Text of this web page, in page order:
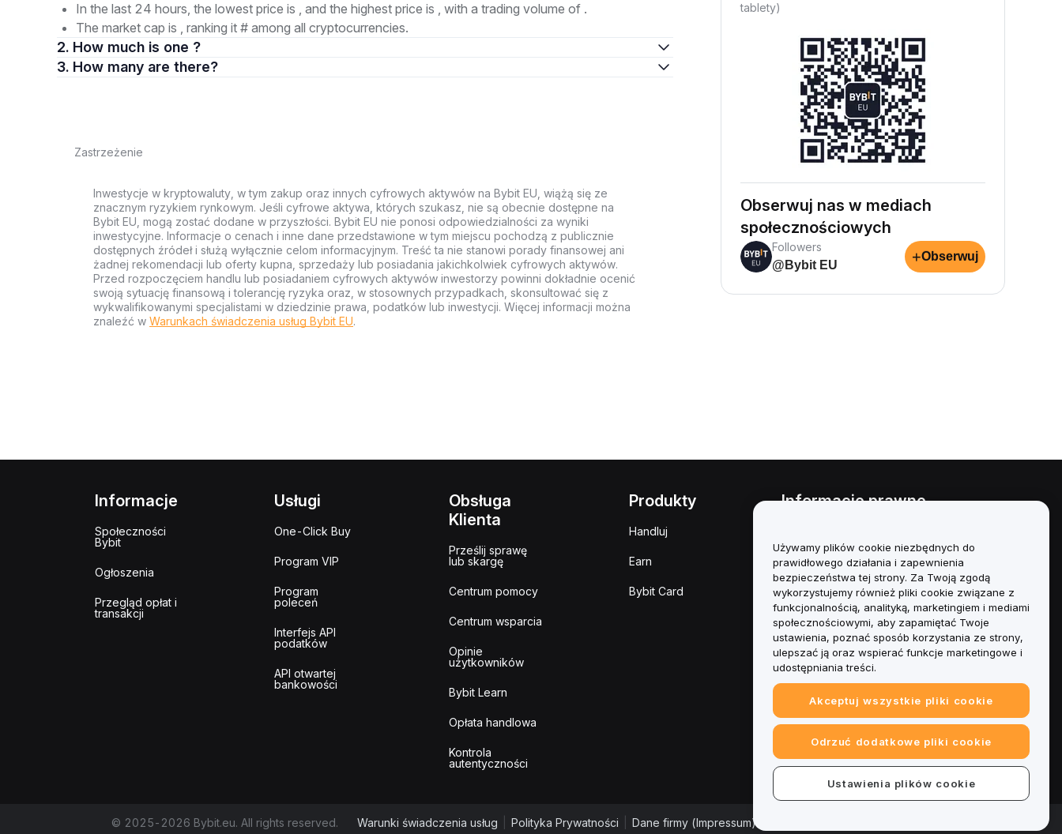
In the last 24 hours, the lowest price is , and the highest price is , with a trading volume of .
The market cap is , ranking it # among all cryptocurrencies.
2. How much is one ?
3. How many are there?
Zastrzeżenie
Inwestycje w kryptowaluty, w tym zakup oraz innych cyfrowych aktywów na Bybit EU, wiążą się ze
znacznym ryzykiem rynkowym. Jeśli cyfrowe aktywa, których szukasz, nie są obecnie dostępne na
Bybit EU, mogą zostać dodane w przyszłości. Bybit EU nie ponosi odpowiedzialności za wyniki
inwestycyjne. Informacje o cenach i inne dane przedstawione w tym miejscu pochodzą z publicznie
dostępnych źródeł i służą wyłącznie celom informacyjnym. Treść ta nie stanowi porady finansowej ani
żadnej rekomendacji lub oferty kupna, sprzedaży lub posiadania jakichkolwiek cyfrowych aktywów.
Przed rozpoczęciem handlu lub posiadaniem cyfrowych aktywów inwestorzy powinni dokładnie ocenić
swoją sytuację finansową i tolerancję ryzyka oraz, w stosownych przypadkach, skonsultować się z
wykwalifikowanymi specjalistami w dziedzinie prawa, podatków lub inwestycji. Więcej informacji można
znaleźć w Warunkach świadczenia usług Bybit EU.
tablety)
Obserwuj nas w mediach
społecznościowych
Followers
@Bybit EU
+Obserwuj
Informacje
Społeczności
Bybit
Ogłoszenia
Przegląd opłat i
transakcji
Usługi
One-Click Buy
Program VIP
Program
poleceń
Interfejs API
podatków
API otwartej
bankowości
Obsługa
Klienta
Prześlij sprawę
lub skargę
Centrum pomocy
Centrum wsparcia
Opinie
użytkowników
Bybit Learn
Opłata handlowa
Kontrola
autentyczności
Produkty
Handluj
Earn
Bybit Card
Informacje prawne
interesów
Podsumowanie polityki
powiernictwa i zarządzania
Informacje ESG
Biuletyny informacyjne
kryptoaktywów
© 2025-2026 Bybit.eu. All rights reserved. Warunki świadczenia usług Polityka Prywatności Dane firmy (Impressum)
Używamy plików cookie niezbędnych do
prawidłowego działania i zapewnienia
bezpieczeństwa tej strony. Za Twoją zgodą
wykorzystujemy również pliki cookie związane z
funkcjonalnością, analityką, marketingiem i mediami
społecznościowymi, aby zapamiętać Twoje
ustawienia, poznać sposób korzystania ze strony,
ulepszać ją oraz wspierać funkcje marketingowe i
udostępniania treści.
Akceptuj wszystkie pliki cookie
Odrzuć dodatkowe pliki cookie
Ustawienia plików cookie